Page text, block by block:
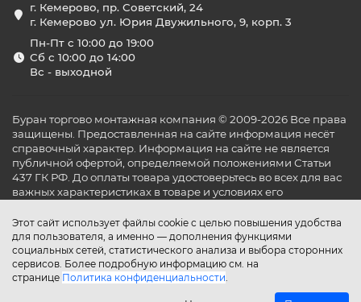
Этот сайт использует файлы cookie с целью повышения удобства
для пользователя, а именно — дополнения функциями
социальных сетей, статистического анализа и выбора сторонних
сервисов. Более подробную информацию см. на
странице Политика конфиденциальности.
г. Кемерово, пр. Советский, 24
г. Кемерово ул. Юрия Двужильного, 9, корп. 3
Пн-Пт с 10:00 до 19:00
Сб с 10:00 до 14:00
Вс - выходной
Буран торгово монтажная компания © 2009-2026 Все права
защищены. Предоставленная на сайте информация несёт
справочный характер. Информация на сайте не является
публичной офертой, определяемой положениями Статьи
437 ГК РФ. До оплаты товара удостоверьтесь во всех для вас
важных характеристиках в товаре и условиях его